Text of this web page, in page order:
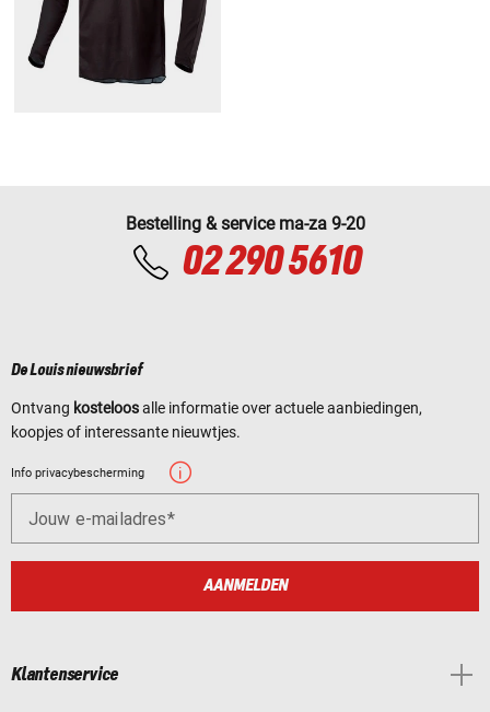
Bestelling & service ma-za 9-20
02 290 5610
De Louis nieuwsbrief
Ontvang kosteloosalle informatie over actuele aanbiedingen,
koopjes of interessante nieuwtjes.
Info privacybescherming
Jouw e-mailadres
AANMELDEN
Klantenservice